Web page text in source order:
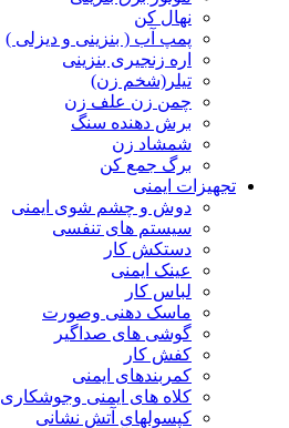
نهال کن
پمپ آب ( بنزینی و دیزلی )
اره زنجیری بنزینی
تیلر(شخم زن)
چمن زن علف زن
برش دهنده سنگ
شمشاد زن
برگ جمع کن
تجهیزات ایمنی
دوش و چشم شوی ایمنی
سیستم های تنفسی
دستکش کار
عینک ایمنی
لباس کار
ماسک دهنی وصورت
گوشی های صداگیر
کفش کار
کمربندهای ایمنی
کلاه های ایمنی وجوشکاری
کپسولهای آتش نشانی